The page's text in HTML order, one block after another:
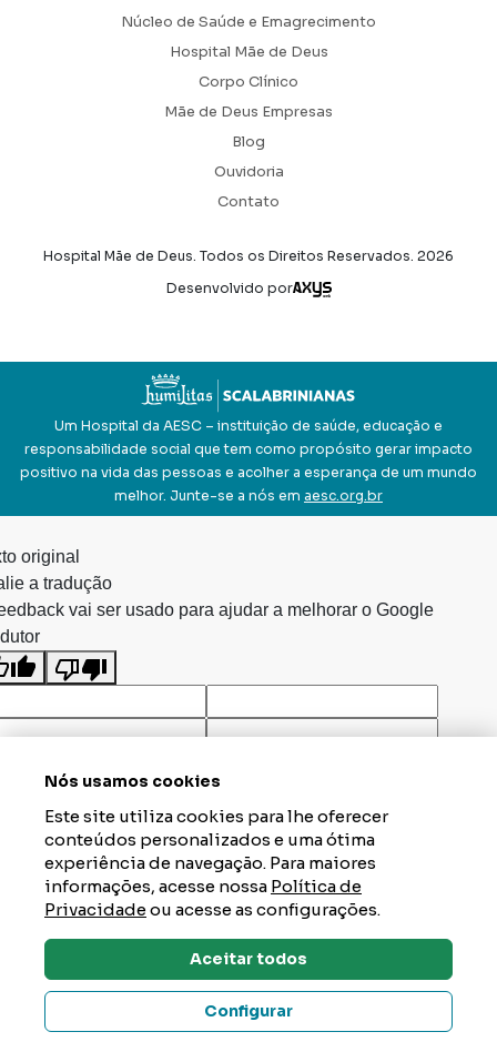
Núcleo de Saúde e Emagrecimento
Hospital Mãe de Deus
Corpo Clínico
Mãe de Deus Empresas
Blog
Ouvidoria
Contato
Hospital Mãe de Deus. Todos os Direitos Reservados. 2026
Desenvolvido por
Axysweb
Um Hospital da AESC – instituição de saúde, educação e
responsabilidade social que tem como propósito gerar impacto
positivo na vida das pessoas e acolher a esperança de um mundo
melhor. Junte-se a nós em aesc.org.br
Dúvidas? Tire Aqui
original
a tradução
vai ser usado para ajudar a melhorar o Google
Nós usamos cookies
Este site utiliza cookies para lhe oferecer
conteúdos personalizados e uma ótima
experiência de navegação. Para maiores
informações, acesse nossa Política de
Privacidadeou acesse as configurações.
Aceitar todos
Configurar